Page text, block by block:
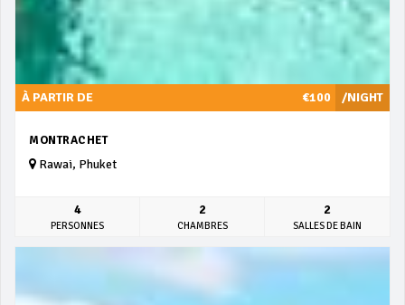
/NIGHT
À PARTIR DE €100
MONTRACHET
Rawai, Phuket
4
PERSONNES
2
CHAMBRES
2
SALLES DE BAIN